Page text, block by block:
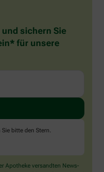
sichern Sie
für unsere
Sie bitte den Stern.
Apotheke versandten News-